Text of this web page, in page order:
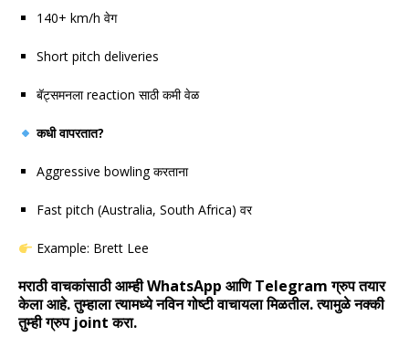
140+ km/h वेग
Short pitch deliveries
बॅट्समनला reaction साठी कमी वेळ
कधी वापरतात?
Aggressive bowling करताना
Fast pitch (Australia, South Africa) वर
Example: Brett Lee
मराठी वाचकांसाठी आम्ही WhatsApp आणि Telegram ग्रुप तयार
केला आहे. तुम्हाला त्यामध्ये नविन गोष्टी वाचायला मिळतील. त्यामुळे नक्की
तुम्ही ग्रुप joint करा.